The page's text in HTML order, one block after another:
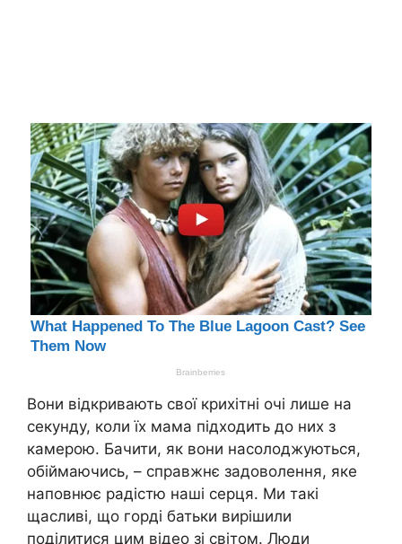
Вони відкривають свої крихітні очі лише на
секунду, коли їх мама підходить до них з
камерою. Бачити, як вони насолоджуються,
обіймаючись, – справжнє задоволення, яке
наповнює радістю наші серця. Ми такі
щасливі, що горді батьки вирішили
поділитися цим відео зі світом. Люди